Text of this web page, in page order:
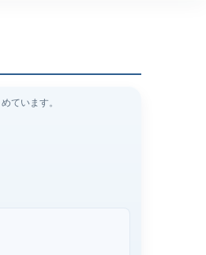
ています。